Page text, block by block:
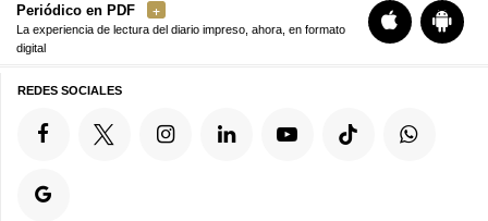
Periódico en PDF
La experiencia de lectura del diario impreso, ahora, en formato
digital
REDES SOCIALES